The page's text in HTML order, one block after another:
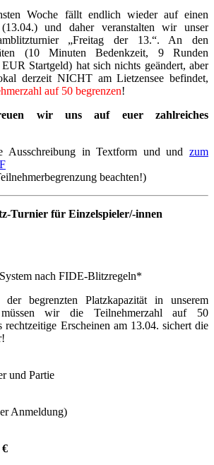
Woche fällt endlich wieder auf einen
(13.04.) und daher veranstalten wir unser
„Freitag der 13.“. An den
(10 Minuten Bedenkzeit, 9 Runden
Startgeld) hat sich nichts geändert, aber
derzeit NICHT am Lietzensee befindet,
auf 50 begrenzen!
wir uns auf euer zahlreiches
Ausschreibung in Textform und und zum
beachten!)
Turnier für Einzelspieler/-innen
nach FIDE-Blitzregeln*
begrenzten Platzkapazität in unserem
müssen wir die Teilnehmerzahl auf 50
rechtzeitige Erscheinen am 13.04. sichert die
und Partie
Anmeldung)
€